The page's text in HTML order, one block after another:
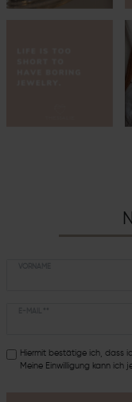
Hiermit bestätige ich, dass
Meine Einwilligung kann ich